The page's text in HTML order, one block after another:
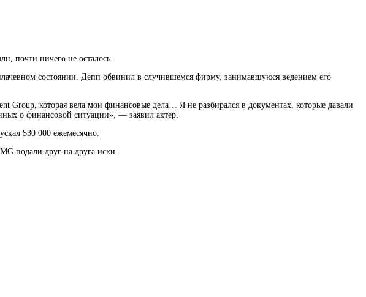
почти ничего не осталось.
состоянии. Депп обвинил в случившемся фирму, занимавшуюся ведением его
которая вела мои финансовые дела… Я не разбирался в документах, которые давали
о финансовой ситуации», — заявил актер.
$30 000 ежемесячно.
подали друг на друга иски.